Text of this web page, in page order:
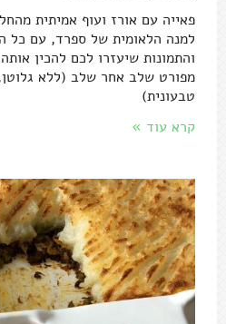
פאייה עם אורז ועוף אמיתית
למנה הלאומית של ספרד, עם כל
והתמונות שיעזרו לכם להכין
מפורט שלב אחר שלב (ללא
טבעונית)
קרא עוד »